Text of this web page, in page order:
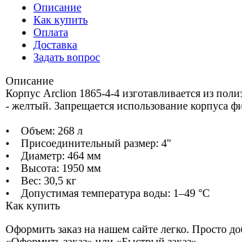
Описание
Как купить
Оплата
Доставка
Задать вопрос
Описание
Корпус Arclion 1865-4-4 изготавливается из
- желтый. Запрещается использование корпуса
• Объем: 268 л
• Присоединительный размер: 4''
• Диаметр: 464 мм
• Высота: 1950 мм
• Вес: 30,5 кг
• Допустимая температура воды: 1–49 °С
Как купить
Оформить заказ на нашем сайте легко. Просто